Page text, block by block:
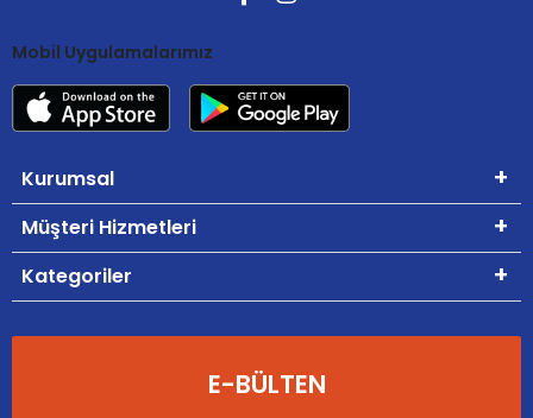
Mobil Uygulamalarımız
Kurumsal
Müşteri Hizmetleri
Kategoriler
E-BÜLTEN